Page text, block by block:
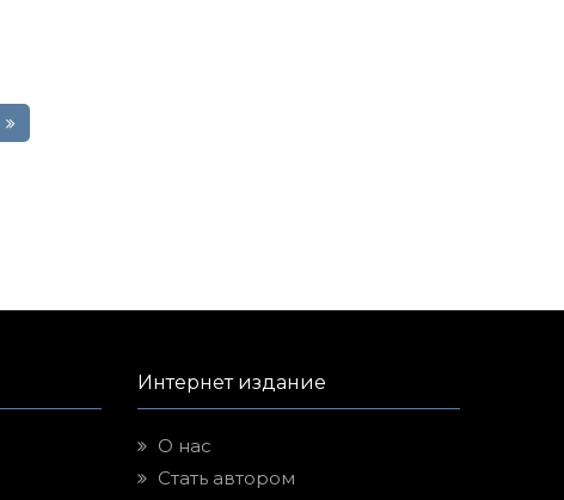
Интернет издание
О нас
Стать автором